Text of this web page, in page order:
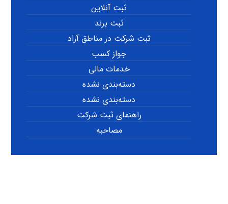
ثبت آنلاین
ثبت برند
ثبت شرکت در مناطق آزاد
جواز کسب
خدمات مالی
دسته‌بندی نشده
دسته‌بندی نشده
راهنمای ثبت شرکت
مصاحبه